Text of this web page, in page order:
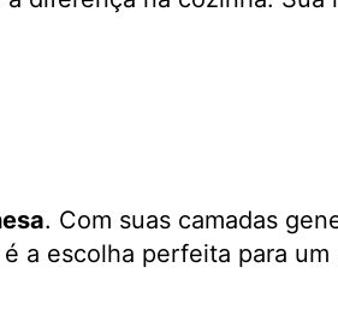
. Com suas camadas
a escolha perfeita para um